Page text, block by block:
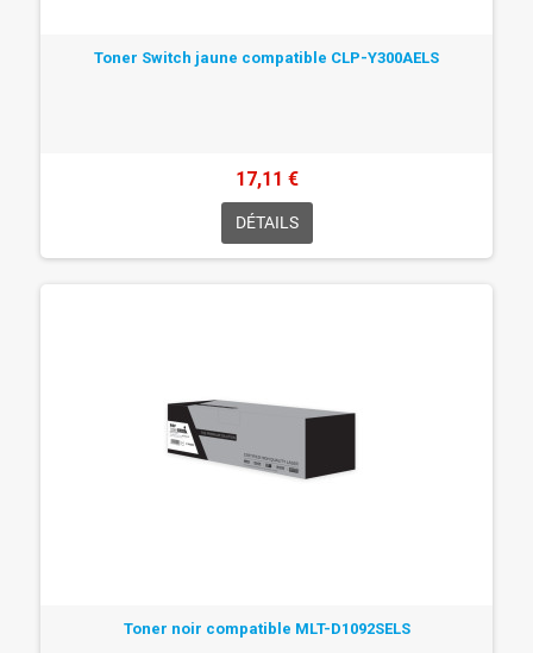
Toner Switch jaune compatible CLP-Y300AELS
17,11 €
DÉTAILS
Toner noir compatible MLT-D1092SELS